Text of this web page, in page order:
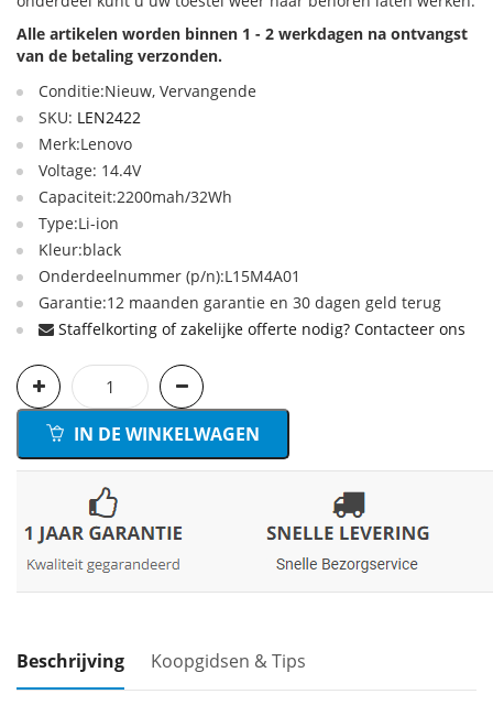
Alle artikelen worden binnen 1 - 2 werkdagen na ontvangst
van de betaling verzonden.
Conditie:Nieuw, Vervangende
SKU: LEN2422
Merk:Lenovo
Voltage: 14.4V
Capaciteit:2200mah/32Wh
Type:Li-ion
Kleur:black
Onderdeelnummer (p/n):L15M4A01
Garantie:12 maanden garantie en 30 dagen geld terug
Staffelkorting of zakelijke offerte nodig? Contacteer ons
IN DE WINKELWAGEN
Beschrijving Koopgidsen & Tips